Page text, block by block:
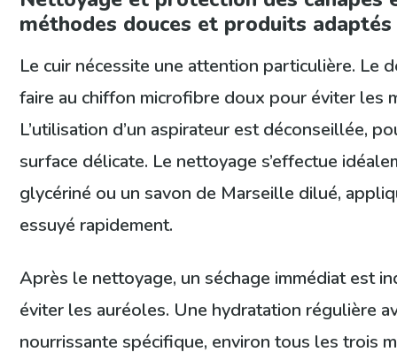
méthodes douces et produits adaptés
Le cuir nécessite une attention particulière. Le
faire au chiffon microfibre doux pour éviter les
L’utilisation d’un aspirateur est déconseillée,
surface délicate. Le nettoyage s’effectue
glycériné ou un savon de Marseille dilué,
essuyé rapidement.
Après le nettoyage, un séchage immédiat est
éviter les auréoles. Une hydratation régulière
nourrissante spécifique, environ tous les trois